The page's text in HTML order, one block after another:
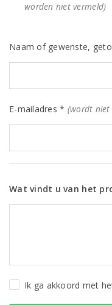
worden niet vermeld)
Naam of gewenste,
E-mailadres * (wordt
Wat vindt u van het
Ik ga akkoord met